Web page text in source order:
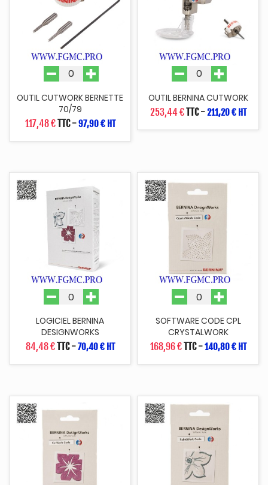
OUTIL CUTWORK BERNETTE
70/79
117,48 €TTC-97,90 € HT
OUTIL BERNINA CUTWORK
253,44 €TTC-211,20 € HT
LOGICIEL BERNINA
DESIGNWORKS
84,48 €TTC-70,40 € HT
SOFTWARE CODE CPL
CRYSTALWORK
168,96 €TTC-140,80 € HT